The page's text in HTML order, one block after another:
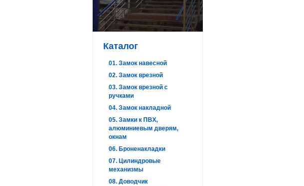
Каталог
01. Замок навесной
02. Замок врезной
03. Замок врезной с
ручками
04. Замок накладной
05. Замки к ПВХ,
алюминиевым дверям,
окнам
06. Броненакладки
07. Цилиндровые
механизмы
08. Доводчик